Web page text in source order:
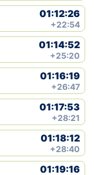
01:12:26
+22:54
01:14:52
+25:20
01:16:19
+26:47
01:17:53
+28:21
01:18:12
+28:40
01:19:16